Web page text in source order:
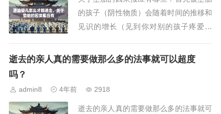
给已故的...
的孩子（阴性物质）会随着时间的推移和
见识的增长（见到你对别的孩子疼爱有
法去报复。堕胎的行为是杀生的因果，将
报应吗打胎会有因...
逝去的亲人真的需要做那么多的法事就可以超度
吗？
admin8 4年前 2918
逝去的亲人真的需要做那么多的法事就可